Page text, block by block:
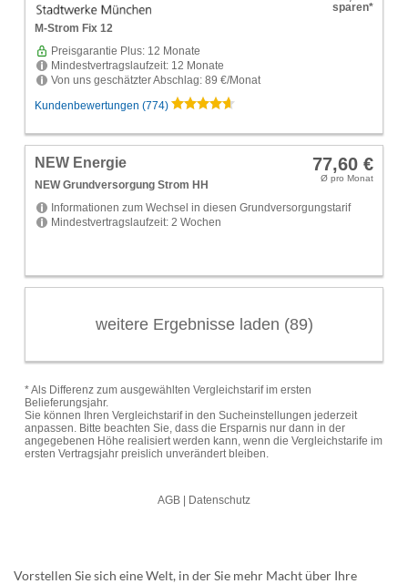
Vorstellen Sie sich eine Welt, in der Sie mehr Macht über Ihre